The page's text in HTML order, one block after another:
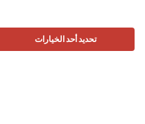
تحديد أحد الخيارات